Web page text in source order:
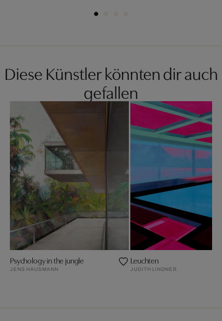
Diese Künstler könnten dir auch
gefallen
Psychology in the jungle
JENS HAUSMANN
Leuchten
JUDITH LINDNER